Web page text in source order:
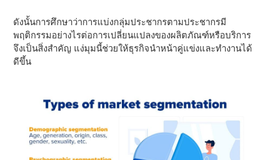
ดังนั้นการศึกษาว่าการแบ่งกลุ่มประชากรตามประชากรมี
พฤติกรรมอย่างไรต่อการเปลี่ยนแปลงของผลิตภัณฑ์หรือบริการ
จึงเป็นสิ่งสําคัญ แง่มุมนี้ช่วยให้ธุรกิจนําหน้าคู่แข่งและทํางานได้
ดีขึ้น